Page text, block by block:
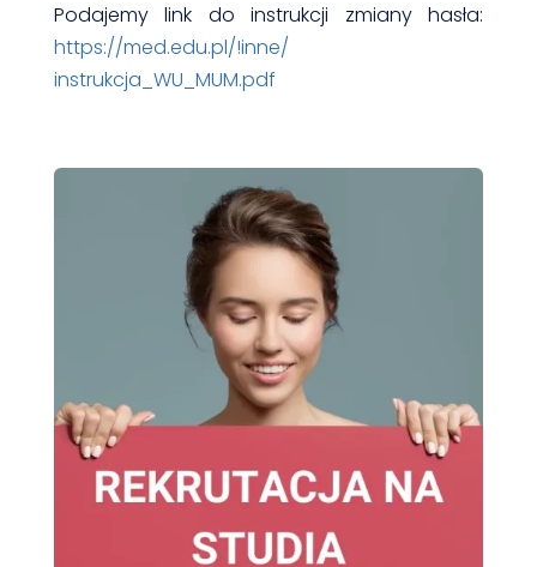
Podajemy link do instrukcji zmiany hasła:
https://med.edu.pl/!inne/
instrukcja_WU_MUM.pdf